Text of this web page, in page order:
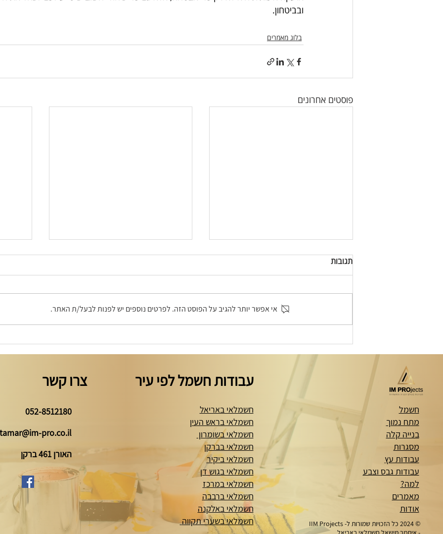
ובביטחון.
בלוג מאמרים
פוסטים אחרונים
תגובות
אי אפשר יותר להגיב על הפוסט הזה. לפרטים נוספים יש לפנות לבעל/ת האתר.
צרו קשר
052-8512180
pro.co.il
האורן 461 ברקן
עבודות חשמל לפי עיר
חשמלאי באריאל
חשמלאי בראש העין
חשמלאי בשומרון
חשמלאי בברקן
חשמלאי ביקיר
חשמלאי בגוש דן
חשמלאי במרכז
חשמלאי ברבבה
חשמלאי באלקנה
חשמלאי בשערי תקווה‎‎‎
חשמל
מתח נמוך
בנייה קלה
מסגרות
עבודות עץ
עבודות גבס וצבע
למה?
מאמרים
אודות
© 2024 כל הזכויות שמורות ל- IIM Projects